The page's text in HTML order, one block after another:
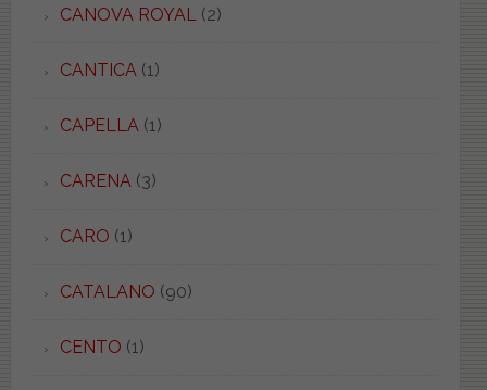
CANOVA ROYAL (2)
CANTICA (1)
CAPELLA (1)
CARENA (3)
CARO (1)
CATALANO (90)
CENTO (1)